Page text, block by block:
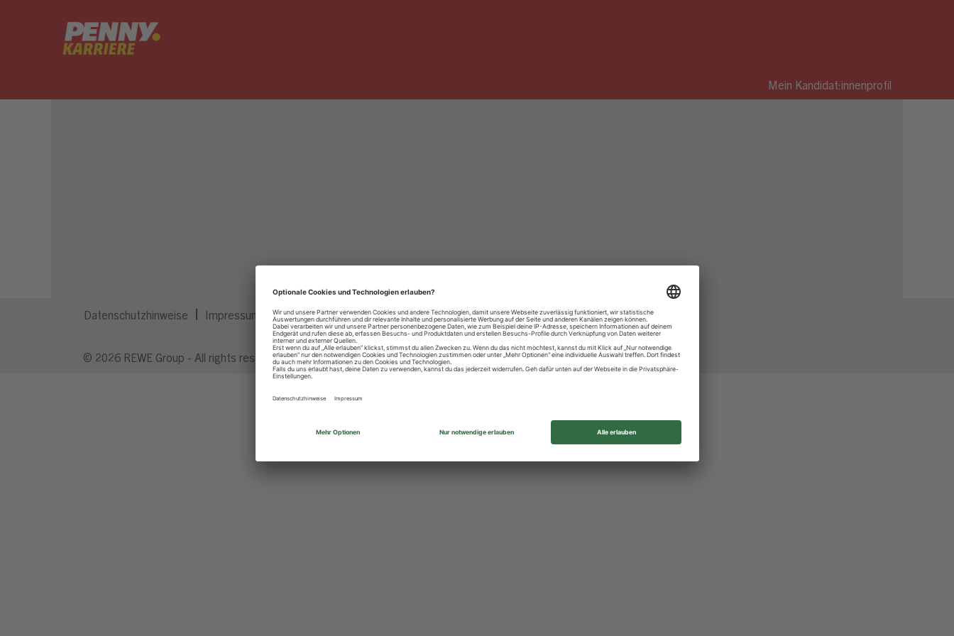
Mein Kandidat:innenprofil
Datenschutzhinweise Impressum Privatsphäre-Einstellungen
© 2026 REWE Group - All rights reserved